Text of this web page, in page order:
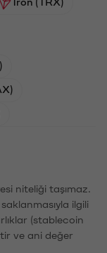
Tron (TRX)
niteliği taşımaz.
ilgili
(stablecoin
ve ani değer